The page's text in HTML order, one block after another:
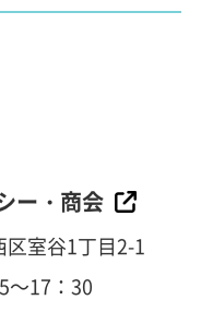
ー・商会
区室谷1丁目2-1
～17：30